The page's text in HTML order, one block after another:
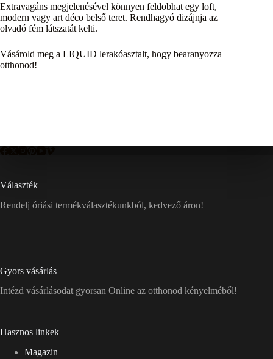
Extravagáns megjelenésével könnyen feldobhat egy loft,
modern vagy art déco belső teret. Rendhagyó dizájnja az
olvadó fém látszatát kelti.
Vásárold meg a LIQUID lerakóasztalt, hogy bearanyozza
otthonod!
Választék
Rendelj óriási termékválasztékunkból, kedvező áron!
Gyors vásárlás
Intézd vásárlásodat gyorsan Online az otthonod kényelméből!
Hasznos linkek
Magazin